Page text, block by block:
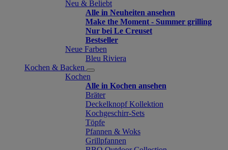
Neu & Beliebt
Alle in Neuheiten ansehen
Make the Moment - Summer grilling
Nur bei Le Creuset
Bestseller
Neue Farben
Bleu Riviera
Kochen & Backen
Kochen
Alle in Kochen ansehen
Bräter
Deckelknopf Kollektion
Kochgeschirr-Sets
Töpfe
Pfannen & Woks
Grillpfannen